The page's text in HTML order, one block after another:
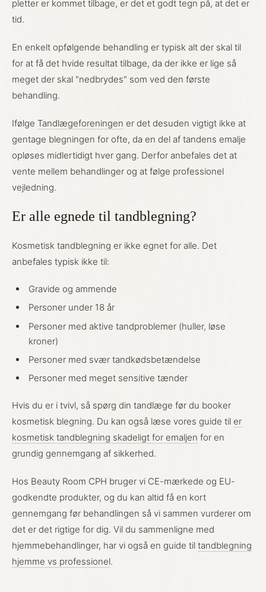
pletter er kommet tilbage, er det et godt tegn på, at det er
tid.
En enkelt opfølgende behandling er typisk alt der skal til
for at få det hvide resultat tilbage, da der ikke er lige så
meget der skal "nedbrydes" som ved den første
behandling.
Ifølge Tandlægeforeningen er det desuden vigtigt ikke at
gentage blegningen for ofte, da en del af tandens emalje
opløses midlertidigt hver gang. Derfor anbefales det at
vente mellem behandlinger og at følge professionel
vejledning.
Er alle egnede til tandblegning?
Kosmetisk tandblegning er ikke egnet for alle. Det
anbefales typisk ikke til:
Gravide og ammende
Personer under 18 år
Personer med aktive tandproblemer (huller, løse
kroner)
Personer med svær tandkødsbetændelse
Personer med meget sensitive tænder
Hvis du er i tvivl, så spørg din tandlæge før du booker
kosmetisk blegning. Du kan også læse vores guide til er
kosmetisk tandblegning skadeligt for emaljen for en
grundig gennemgang af sikkerhed.
Hos Beauty Room CPH bruger vi CE-mærkede og EU-
godkendte produkter, og du kan altid få en kort
gennemgang før behandlingen så vi sammen vurderer om
det er det rigtige for dig. Vil du sammenligne med
hjemmebehandlinger, har vi også en guide til tandblegning
hjemme vs professionel.